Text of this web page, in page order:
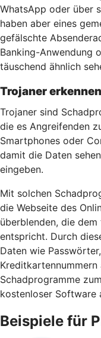
WhatsApp oder über
haben aber eines
gefälschte
Banking-Anwendung
täuschend ähnlich
Trojaner erkennen
Trojaner sind
die es Angreifenden
Smartphones oder
damit die Daten
eingeben.
Mit solchen
die Webseite des
überblenden, die
entspricht. Durch
Daten wie
Schadprogramme
kostenloser Software
Beispiele für